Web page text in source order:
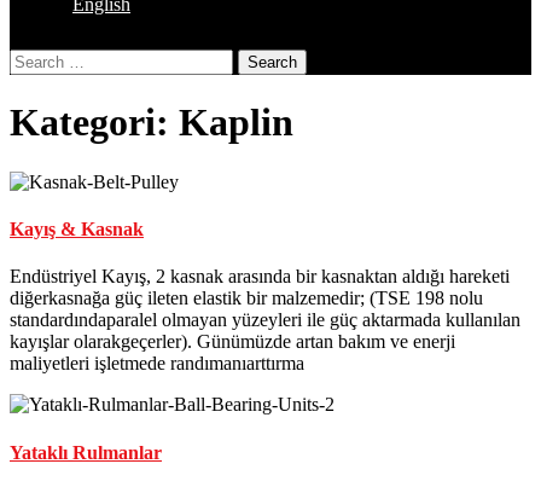
Close
Button
Search
Kategori: Kaplin
Kayış & Kasnak
Endüstriyel Kayış, 2 kasnak arasında bir kasnaktan aldığı hareketi
diğerkasnağa güç ileten elastik bir malzemedir; (TSE 198 nolu
standardındaparalel olmayan yüzeyleri ile güç aktarmada kullanılan
kayışlar olarakgeçerler). Günümüzde artan bakım ve enerji
maliyetleri işletmede randımanıarttırma
Yataklı Rulmanlar